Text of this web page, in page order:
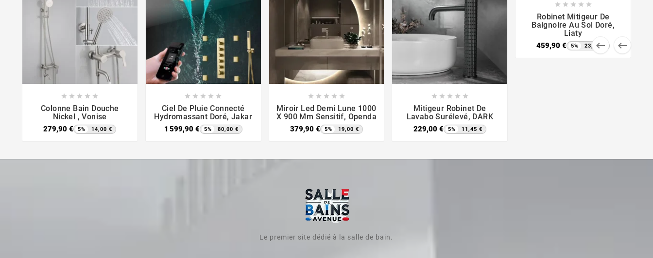
 
 
    
Colonne Bain Douche
Nickel , Vonise
279,90 € 5% 14,00 €
 
    
Ciel De Pluie Connecté
Hydromassant Doré, Jakar
1 599,90 € 5% 80,00 €
 
    
Miroir Led Demi Lune 1000
X 900 Mm Sensitif, Openda
379,90 € 5% 19,00 €
 
    
Mitigeur Robinet De
Lavabo Surélevé, DARK
229,00 € 5% 11,45 €
 
    
Robinet Mitigeur De
Baignoire Au Sol Doré,
Liaty
459,90 € 5% 23,00 €
Le premier site dédié à la salle de bain.